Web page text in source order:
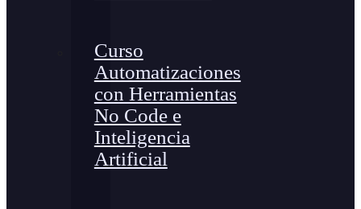
Curso
Automatizaciones
con Herramientas
No Code e
Inteligencia
Artificial